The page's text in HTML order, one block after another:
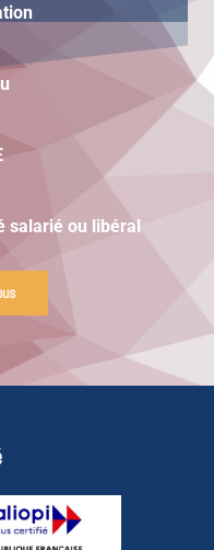
salarié ou libéral